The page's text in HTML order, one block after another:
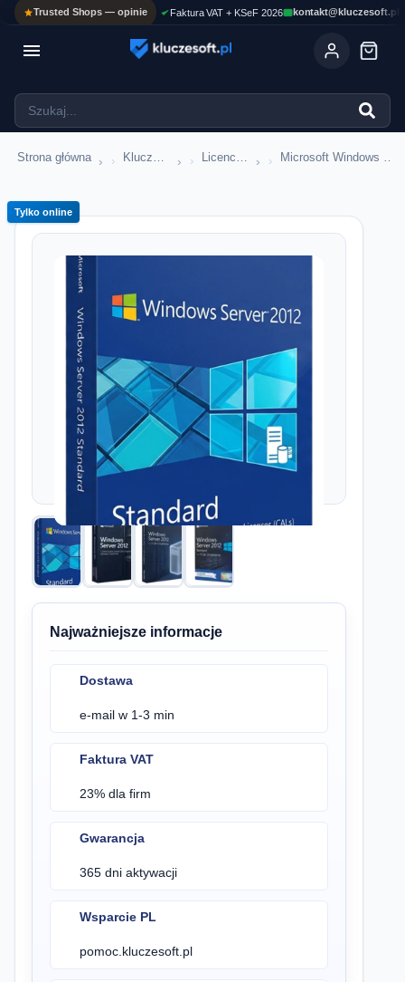
Trusted Shops — opinie Faktura VAT + KSeF 2026 kontakt@kluczesoft.pl

Strona główna › Klucze serwerowe › Licencje CAL i RDS › Microsoft Windows Server CALs
Tylko online
Najważniejsze informacje
Dostawa
e-mail w 1-3 min
Faktura VAT
23% dla firm
Gwarancja
365 dni aktywacji
Wsparcie PL
pomoc.kluczesoft.pl